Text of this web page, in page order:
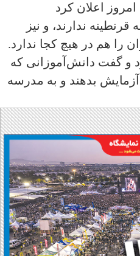
اعلان کرد
ندارند، و نیز
فیزیکی حداقل ۶ فوتی از دیگران را هم در هیچ کجا ندارد.
و گفت دانش‌آموزانی که
بدهند و به مدرسه